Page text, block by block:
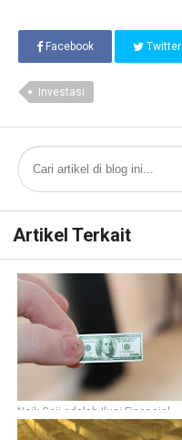
Facebook Twitter
Investasi
Artikel Terkait
Naik Gaji adalah Ilusi Finansial